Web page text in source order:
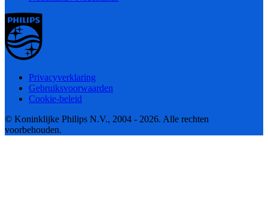
Privacyverklaring
Gebruiksvoorwaarden
Cookie-beleid
© Koninklijke Philips N.V., 2004 - 2026. Alle rechten
voorbehouden.